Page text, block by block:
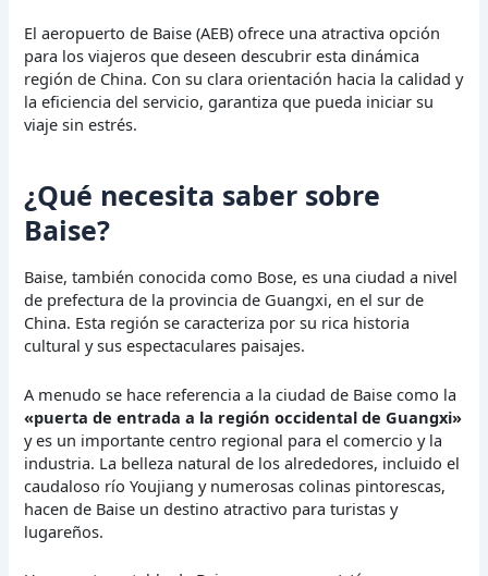
El aeropuerto de Baise (AEB) ofrece una atractiva opción
para los viajeros que deseen descubrir esta dinámica
región de China. Con su clara orientación hacia la calidad y
la eficiencia del servicio, garantiza que pueda iniciar su
viaje sin estrés.
¿Qué necesita saber sobre
Baise?
Baise, también conocida como Bose, es una ciudad a nivel
de prefectura de la provincia de Guangxi, en el sur de
China. Esta región se caracteriza por su rica historia
cultural y sus espectaculares paisajes.
A menudo se hace referencia a la ciudad de Baise como la
«puerta de entrada a la región occidental de Guangxi»
y es un importante centro regional para el comercio y la
industria. La belleza natural de los alrededores, incluido el
caudaloso río Youjiang y numerosas colinas pintorescas,
hacen de Baise un destino atractivo para turistas y
lugareños.